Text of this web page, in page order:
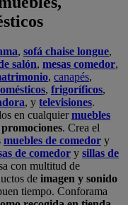
, sofá chaise longue,
salón, mesas comedor,
, canapés,
, frigoríficos,
, y televisiones.
en cualquiermuebles
. Crea el
muebles de comedor y
de comedor y sillas de
con multitud de
de imagen y sonido
tiempo. Conforama